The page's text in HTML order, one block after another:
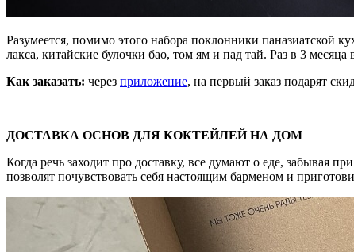
Разумеется, помимо этого набора поклонники паназиатской
лакса, китайские булочки бао, том ям и пад тай. Раз в 3
Как заказать: через приложение, на первый заказ подарят
ДОСТАВКА ОСНОВ ДЛЯ КОКТЕЙЛЕЙ НА ДОМ
Когда речь заходит про доставку, все думают о еде, забывая
позволят почувствовать себя настоящим барменом и